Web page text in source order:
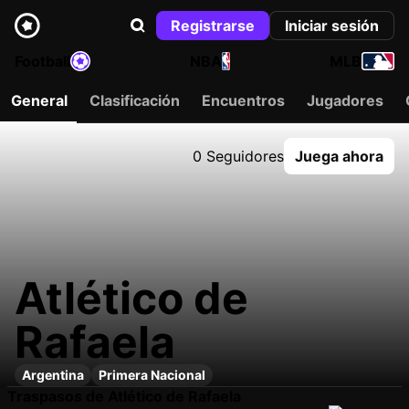
Registrarse
Iniciar sesión
NBA
General Clasificación Encuentros Jugadores
0 Seguidores Juega ahora
Atlético de
Rafaela
Argentina Primera Nacional